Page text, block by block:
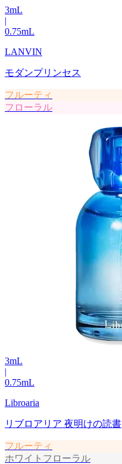
3mL
|
0.75mL
LANVIN
モダンプリンセス
フルーティ
フローラル
3mL
|
0.75mL
Libroaria
リブロアリア 夜明けの読書
フルーティ
ホワイトフローラル